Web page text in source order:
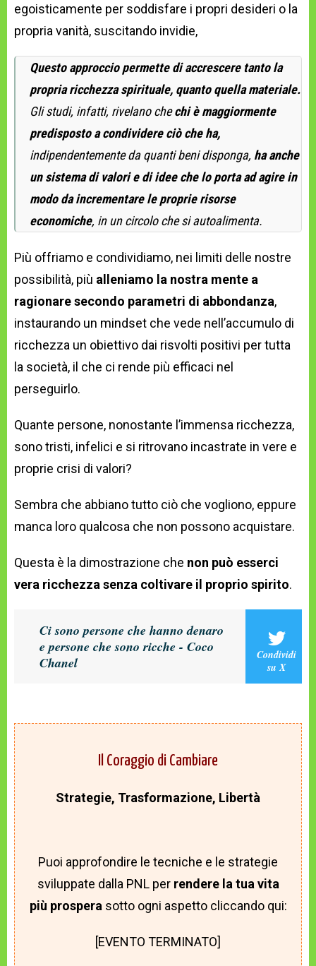
egoisticamente per soddisfare i propri desideri o la
propria vanità, suscitando invidie,
Questo approccio permette di accrescere tanto la
propria ricchezza spirituale, quanto quella materiale.
Gli studi, infatti, rivelano chechi è maggiormente
predisposto a condividere ciò che ha,
indipendentemente da quanti beni disponga, ha anche
un sistema di valori e di idee che lo porta ad agire in
modo da incrementare le proprie risorse
economiche, in un circolo che si autoalimenta.
Più offriamo e condividiamo, nei limiti delle nostre
possibilità, più alleniamo la nostra mente a
ragionare secondo parametri di abbondanza,
instaurando un mindset che vede nell’accumulo di
ricchezza un obiettivo dai risvolti positivi per tutta
la società, il che ci rende più efficaci nel
perseguirlo.
Quante persone, nonostante l’immensa ricchezza,
sono tristi, infelici e si ritrovano incastrate in vere e
proprie crisi di valori?
Sembra che abbiano tutto ciò che vogliono, eppure
manca loro qualcosa che non possono acquistare.
Questa è la dimostrazione che non può esserci
vera ricchezza senza coltivare il proprio spirito.
Ci sono persone che hanno denaro
e persone che sono ricche - Coco
Chanel
Condividi
su X
Il Coraggio di Cambiare
Strategie, Trasformazione, Libertà
Puoi approfondire le tecniche e le strategie
sviluppate dalla PNL perrendere la tua vita
più prosperasotto ogni aspetto cliccando qui:
[EVENTO TERMINATO]